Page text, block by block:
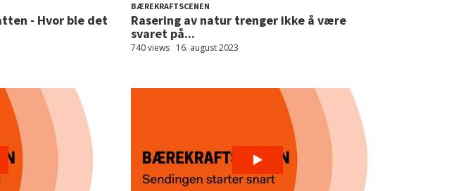
- Hvor ble det
BÆREKRAFTSCENEN
Rasering av natur trenger ikke å være
svaret på...
740 views 16. august 2023